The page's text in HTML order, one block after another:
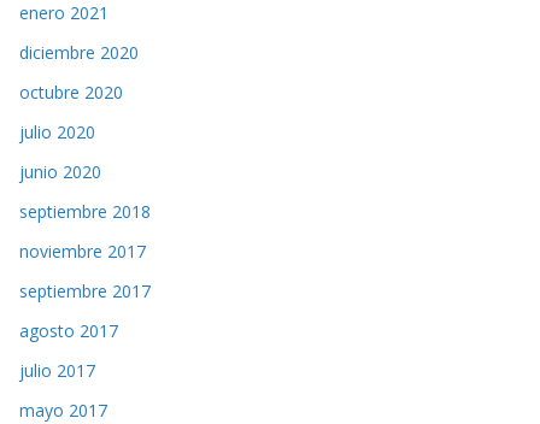
enero 2021
diciembre 2020
octubre 2020
julio 2020
junio 2020
septiembre 2018
noviembre 2017
septiembre 2017
agosto 2017
julio 2017
mayo 2017